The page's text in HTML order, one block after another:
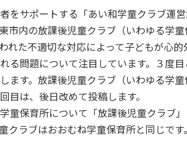
をサポートする「あい和学童クラブ運
市内の放課後児童クラブ（いわゆる学童
れた不適切な対応によって子どもが心
る問題について注目しています。３度
ます。放課後児童クラブ（いわゆる学
目は、後日改めて投稿します。
保育所について「放課後児童クラブ」
クラブはおおむね学童保育所と同じです